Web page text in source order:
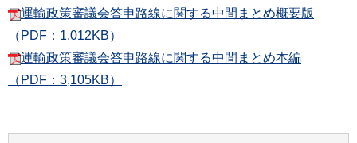
運輸政策審議会答申路線に関する中間まとめ概要版
（PDF：1,012KB）
運輸政策審議会答申路線に関する中間まとめ本編
（PDF：3,105KB）